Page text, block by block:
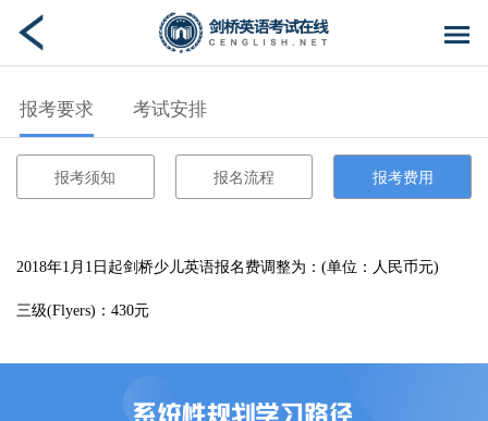
报考要求 考试安排
报考须知 报名流程 报考费用
2018年1月1日起剑桥少儿英语报名费调整为：(单位：人民币元)
三级(Flyers)：430元